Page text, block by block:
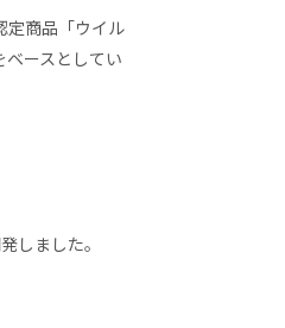
定商品「ウイル
ースとしてい
しました。